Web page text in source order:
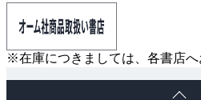
3.4 ごみの組成
3.5 ごみ発熱量の算出
3.6 燃料化技術
※在庫につきましては、各書店へ